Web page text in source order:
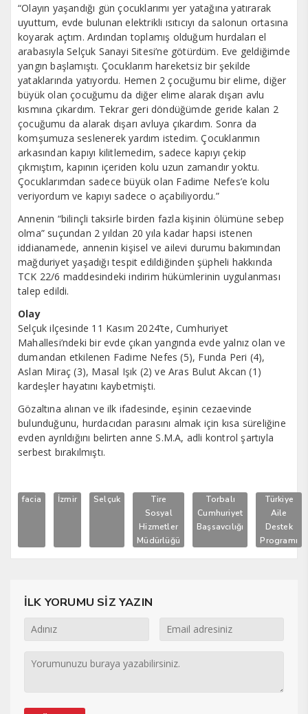
“Olayın yaşandığı gün çocuklarımı yer yatağına yatırarak
uyuttum, evde bulunan elektrikli ısıtıcıyı da salonun ortasına
koyarak açtım. Ardından toplamış olduğum hurdaları el
arabasıyla Selçuk Sanayi Sitesi’ne götürdüm. Eve geldiğimde
yangın başlamıştı. Çocuklarım hareketsiz bir şekilde
yataklarında yatıyordu. Hemen 2 çocuğumu bir elime, diğer
büyük olan çocuğumu da diğer elime alarak dışarı avlu
kısmına çıkardım. Tekrar geri döndüğümde geride kalan 2
çocuğumu da alarak dışarı avluya çıkardım. Sonra da
komşumuza seslenerek yardım istedim. Çocuklarımın
arkasından kapıyı kilitlemedim, sadece kapıyı çekip
çıkmıştım, kapının içeriden kolu uzun zamandır yoktu.
Çocuklarımdan sadece büyük olan Fadime Nefes’e kolu
veriyordum ve kapıyı sadece o açabiliyordu.”
Annenin “bilinçli taksirle birden fazla kişinin ölümüne sebep
olma” suçundan 2 yıldan 20 yıla kadar hapsi istenen
iddianamede, annenin kişisel ve ailevi durumu bakımından
mağduriyet yaşadığı tespit edildiğinden şüpheli hakkında
TCK 22/6 maddesindeki indirim hükümlerinin uygulanması
talep edildi.
Olay
Selçuk ilçesinde 11 Kasım 2024’te, Cumhuriyet
Mahallesi’ndeki bir evde çıkan yangında evde yalnız olan ve
dumandan etkilenen Fadime Nefes (5), Funda Peri (4),
Aslan Miraç (3), Masal Işık (2) ve Aras Bulut Akcan (1)
kardeşler hayatını kaybetmişti.
Gözaltına alınan ve ilk ifadesinde, eşinin cezaevinde
bulunduğunu, hurdacıdan parasını almak için kısa süreliğine
evden ayrıldığını belirten anne S.M.A, adli kontrol şartıyla
serbest bırakılmıştı.
facia İzmir Selçuk
Tire
Sosyal
Hizmetler
Müdürlüğü
Torbalı
Cumhuriyet
Başsavcılığı
Türkiye
Aile
Destek
Programı
İLK YORUMU SİZ YAZIN